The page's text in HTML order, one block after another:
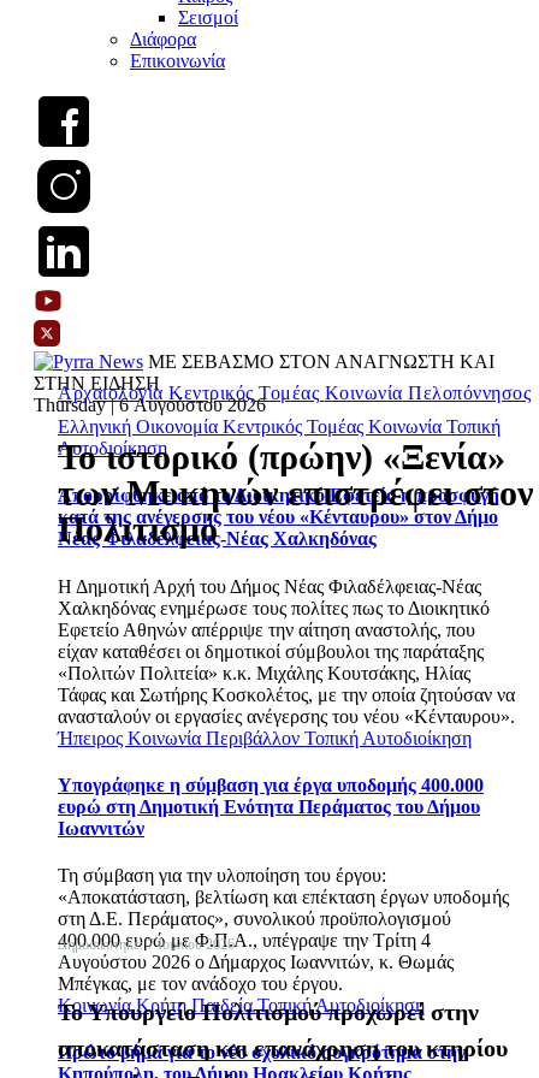
Σεισμοί
Διάφορα
Επικοινωνία
ΜΕ ΣΕΒΑΣΜΟ ΣΤΟΝ ΑΝΑΓΝΩΣΤΗ ΚΑΙ
ΣΤΗΝ ΕΙΔΗΣΗ
Thursday | 6 Αυγούστου 2026
Ελληνική Οικονομία Κεντρικός Τομέας Κοινωνία Τοπική
Αυτοδιοίκηση
Απορρίφθηκε από το Διοικητικό Εφετείο η προσφυγή
κατά της ανέγερσης του νέου «Κένταυρου» στον Δήμο
Νέας Φιλαδέλφειας-Νέας Χαλκηδόνας
Η Δημοτική Αρχή του Δήμος Νέας Φιλαδέλφειας-Νέας
Χαλκηδόνας ενημέρωσε τους πολίτες πως το Διοικητικό
Εφετείο Αθηνών απέρριψε την αίτηση αναστολής, που
είχαν καταθέσει οι δημοτικοί σύμβουλοι της παράταξης
«Πολιτών Πολιτεία» κ.κ. Μιχάλης Κουτσάκης, Ηλίας
Τάφας και Σωτήρης Κοσκολέτος, με την οποία ζητούσαν να
ανασταλούν οι εργασίες ανέγερσης του νέου «Κένταυρου».
Ήπειρος Κοινωνία Περιβάλλον Τοπική Αυτοδιοίκηση
Υπογράφηκε η σύμβαση για έργα υποδομής 400.000
ευρώ στη Δημοτική Ενότητα Περάματος του Δήμου
Ιωαννιτών
Τη σύμβαση για την υλοποίηση του έργου:
«Αποκατάσταση, βελτίωση και επέκταση έργων υποδομής
στη Δ.Ε. Περάματος», συνολικού προϋπολογισμού
400.000 ευρώ με Φ.Π.Α., υπέγραψε την Τρίτη 4
Αυγούστου 2026 ο Δήμαρχος Ιωαννιτών, κ. Θωμάς
Μπέγκας, με τον ανάδοχο του έργου.
ΚοινωνίαΚρήτηΠαιδείαΤοπική Αυτοδιοίκηση
Πρώτο βήμα για το νέο σχολικό συγκρότημα στην
Αρχαιολογία Κεντρικός Τομέας Κοινωνία Πελοπόννησος
Το ιστορικό (πρώην) «Ξενία»
των Μυκηνών επιστρέφει στον
Πολιτισμό
Δημοσιεύτηκε: 7 Ιουλίου 2026
Το Υπουργείο Πολιτισμού προχωρεί στην
αποκατάσταση και επανάχρηση του κτηρίου